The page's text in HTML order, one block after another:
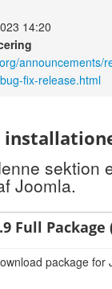
14:20
announcements/
fix-release.html
sektion
Joomla.
Full Package
package for